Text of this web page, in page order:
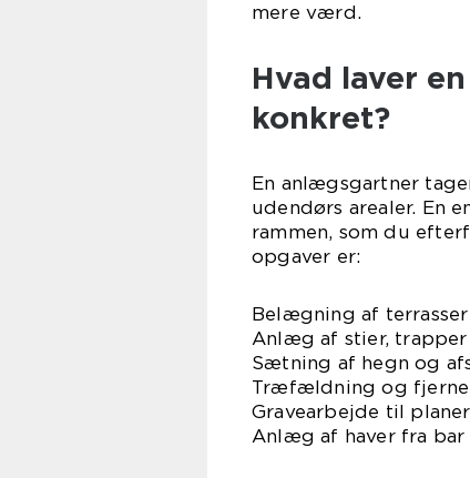
mere værd.
Hvad laver
konkret?
En anlægsgartner
udendørs arealer. En
rammen, som du
opgaver er:
Belægning af
Anlæg af stier,
Sætning af hegn og
Træfældning og
Gravearbejde til
Anlæg af haver fra